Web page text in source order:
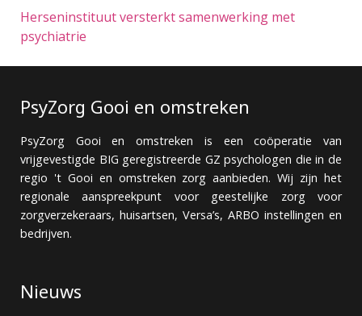
Herseninstituut versterkt samenwerking met
psychiatrie
PsyZorg Gooi en omstreken
PsyZorg Gooi en omstreken is een coöperatie van
vrijgevestigde BIG geregistreerde GZ psychologen die in de
regio 't Gooi en omstreken zorg aanbieden. Wij zijn het
regionale aanspreekpunt voor geestelijke zorg voor
zorgverzekeraars, huisartsen, Versa’s, ARBO instellingen en
bedrijven.
Nieuws